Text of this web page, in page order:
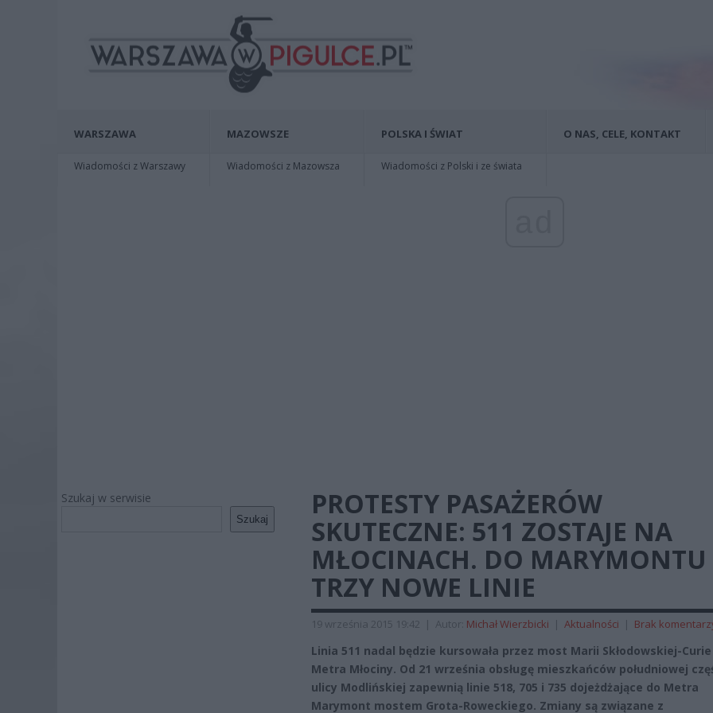
WARSZAWA
Wiadomości z Warszawy
MAZOWSZE
Wiadomości z Mazowsza
POLSKA I ŚWIAT
Wiadomości z Polski i ze świata
O NAS, CELE, KONTAKT
Szukaj w serwisie
Szukaj
PROTESTY PASAŻERÓW
SKUTECZNE: 511 ZOSTAJE NA
MŁOCINACH. DO MARYMONTU
TRZY NOWE LINIE
19 września 2015 19:42 | Autor: Michał Wierzbicki | Aktualności | Brak
Linia 511 nadal będzie kursowała przez most Marii Skłodowskiej-
Metra Młociny. Od 21 września obsługę mieszkańców południowej
ulicy Modlińskiej zapewnią linie 518, 705 i 735 dojeżdżające do Metra
Marymont mostem Grota-Roweckiego. Zmiany są związane z